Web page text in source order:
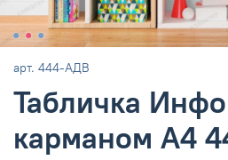
арт. 444-АДВ
Табличка
карманом А4